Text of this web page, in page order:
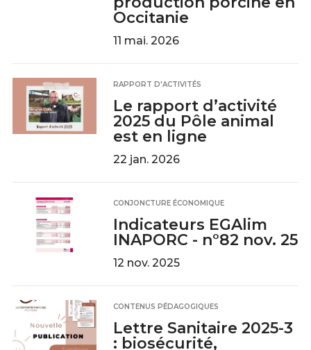
Occitanie
11 mai. 2026
RAPPORT D'ACTIVITÉS
Le rapport d’activité
2025 du Pôle animal
est en ligne
22 jan. 2026
CONJONCTURE ÉCONOMIQUE
Indicateurs EGAlim
INAPORC - n°82 nov. 25
12 nov. 2025
CONTENUS PÉDAGOGIQUES
Lettre Sanitaire 2025-3
: biosécurité,